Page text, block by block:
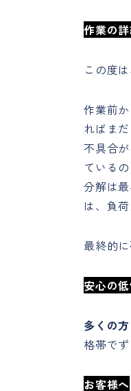
作業の
この度
作業前
ればま
不具合
ている
分解は
は、負
最終的
安心の
多くの
格帯で
お客様へ